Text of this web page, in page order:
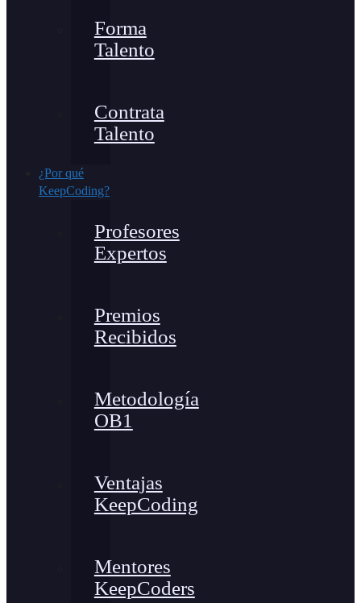
Forma
Talento
Contrata
Talento
¿Por qué
KeepCoding?
Profesores
Expertos
Premios
Recibidos
Metodología
OB1
Ventajas
KeepCoding
Mentores
KeepCoders